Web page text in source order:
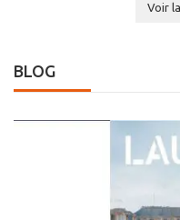
Voir
BLOG